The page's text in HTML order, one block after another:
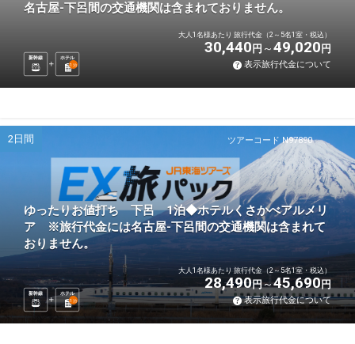
名古屋-下呂間の交通機関は含まれておりません。
新幹線
ホテル
1 泊
大人1名様あたり 旅行代金（2～5名1室・税込）
30,440 円 49,020 円
表示旅行代金について
ツアーコード N97890
2日間
ゆったりお値打ち 下呂 1泊◆ホテルくさかべアルメリ
ア ※旅行代金には名古屋-下呂間の交通機関は含まれて
おりません。
新幹線
ホテル
1 泊
大人1名様あたり 旅行代金（2～5名1室・税込）
28,490円 45,690円
表示旅行代金について